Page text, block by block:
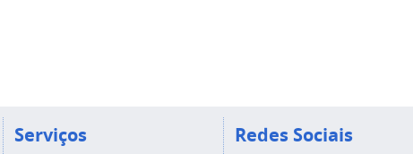
Serviços Redes Sociais